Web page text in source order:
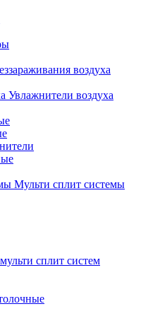
воздуха
Увлажнители воздуха
Мульти сплит системы
сплит систем